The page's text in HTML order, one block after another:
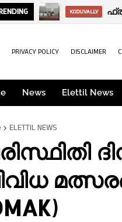
KODUVALLY
OBITUARY
PRIVACY POLICY DISCLAIMER
News Elettil News
ELETTIL NEWS